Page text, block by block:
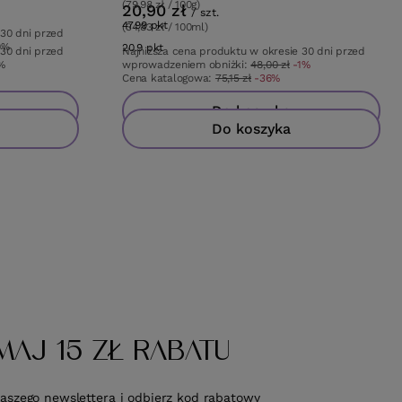
dni przed
20,90 zł / szt.
(34,83 zł / 100ml)
20.9pktpunktów
Do koszyka
dni przed
(79,98 zł / 100g)
47.99pktpunktów
Najniższa cena produktu w okresie 30 dni przed
wprowadzeniem obniżki:48,00 zł -1%
Cena katalogowa: 75,15 zł -36%
Do koszyka
15 ZŁ RABATU
newslettera i odbierz kod rabatowy